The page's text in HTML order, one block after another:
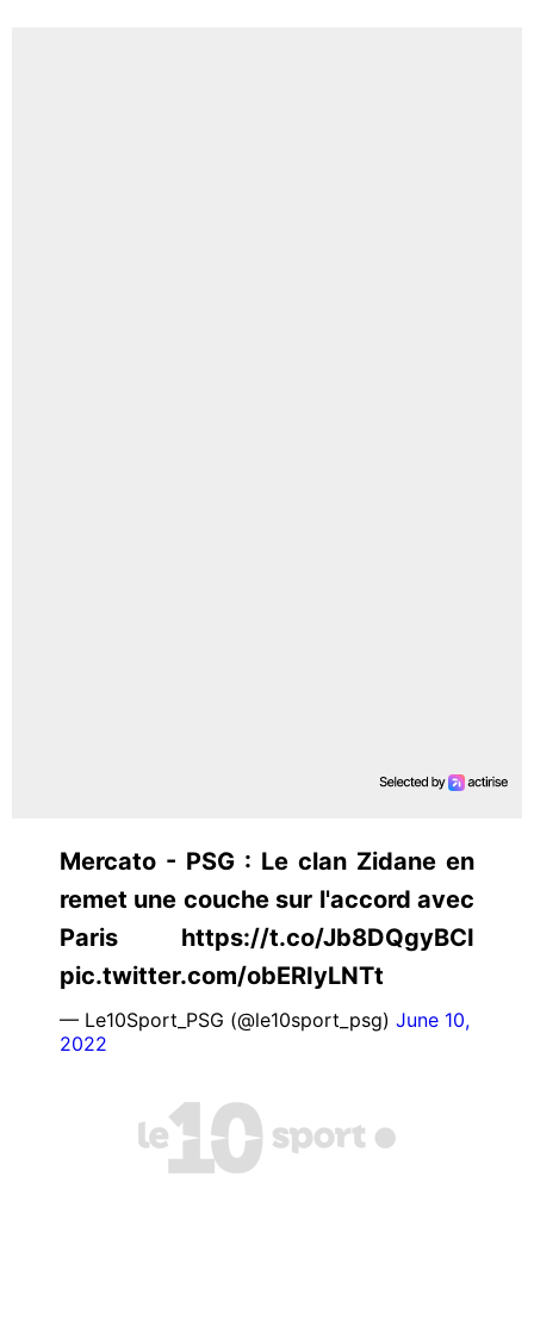
Mercato - PSG : Le clan Zidane en
remet une couche sur l'accord avec
Paris https://t.co/Jb8DQgyBCI
pic.twitter.com/obERIyLNTt
— Le10Sport_PSG (@le10sport_psg) June 10,
2022